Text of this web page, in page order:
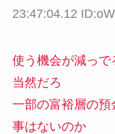
23:47:04.12
使う機会が減っで
当然だろ
一部の富裕層の預
事はないのか